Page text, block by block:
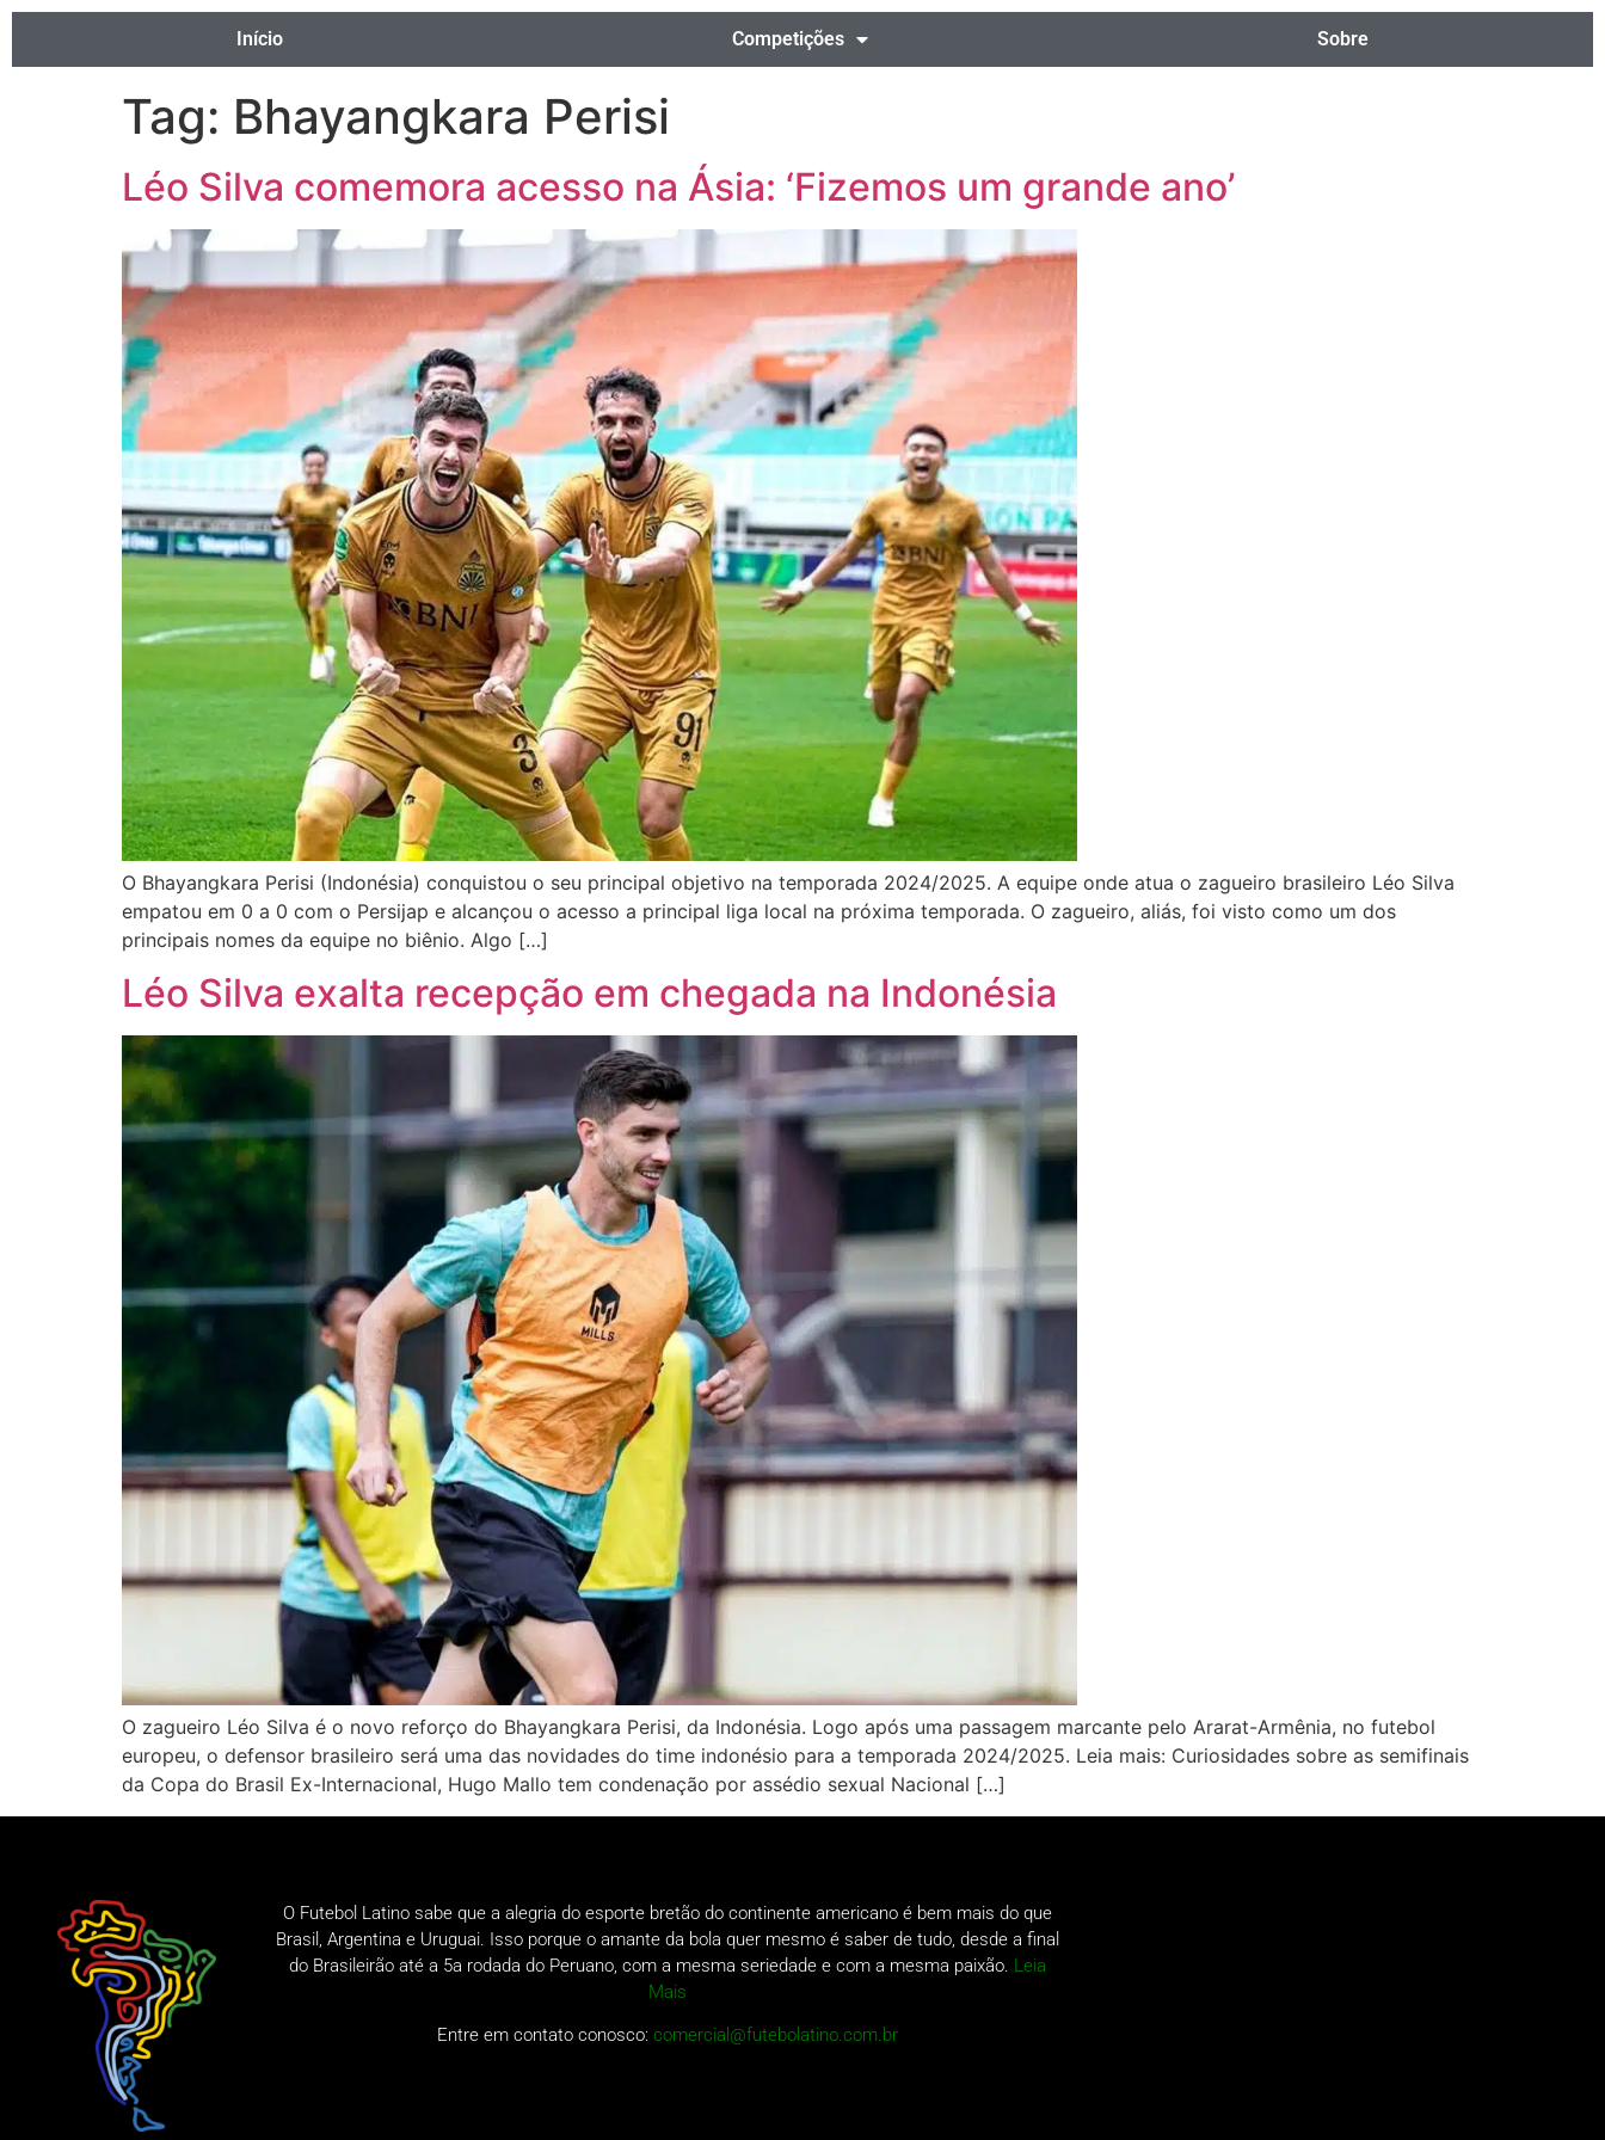
Início Competições Sobre
Tag: Bhayangkara Perisi
Léo Silva comemora acesso na Ásia: ‘Fizemos um grande ano’
O Bhayangkara Perisi (Indonésia) conquistou o seu principal objetivo na temporada 2024/2025. A equipe onde atua o zagueiro brasileiro Léo Silva
empatou em 0 a 0 com o Persijap e alcançou o acesso a principal liga local na próxima temporada. O zagueiro, aliás, foi visto como um dos
principais nomes da equipe no biênio. Algo […]
Léo Silva exalta recepção em chegada na Indonésia
O zagueiro Léo Silva é o novo reforço do Bhayangkara Perisi, da Indonésia. Logo após uma passagem marcante pelo Ararat-Armênia, no futebol
europeu, o defensor brasileiro será uma das novidades do time indonésio para a temporada 2024/2025. Leia mais: Curiosidades sobre as semifinais
da Copa do Brasil Ex-Internacional, Hugo Mallo tem condenação por assédio sexual Nacional […]
O Futebol Latino sabe que a alegria do esporte bretão do continente americano é bem mais do que
Brasil, Argentina e Uruguai. Isso porque o amante da bola quer mesmo é saber de tudo, desde a final
do Brasileirão até a 5a rodada do Peruano, com a mesma seriedade e com a mesma paixão. Leia
Mais
Entre em contato conosco:comercial@futebolatino.com.br